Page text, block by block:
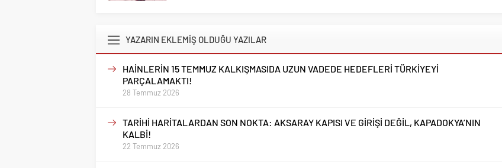
VALİ AKMEŞE HASAT SEVİNCİNE ORTAK OLDU
IĞDIR, TİGAD ÇALIŞTAYI’NDA 140 GAZETECİYİ AĞIRLAYACAK
YAZARIN EKLEMİŞ OLDUĞU YAZILAR
HAİNLERİN 15 TEMMUZ KALKIŞMASIDA UZUN VADEDE HEDEFLERİ TÜRKİYEYİ
PARÇALAMAKTI!
28 Temmuz 2026
TARİHİ HARİTALARDAN SON NOKTA: AKSARAY KAPISI VE GİRİŞİ DEĞİL, KAPADOKYA’NIN
KALBİ!
22 Temmuz 2026